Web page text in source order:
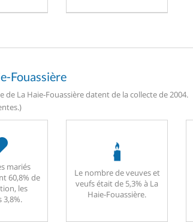
Fouassière
La Haie-Fouassière datent de la collecte de 2004.
mariés
60,8% de
les
3,8%.
Le nombre de veuves et
veufs était de 5,3% à La
Haie-Fouassière.